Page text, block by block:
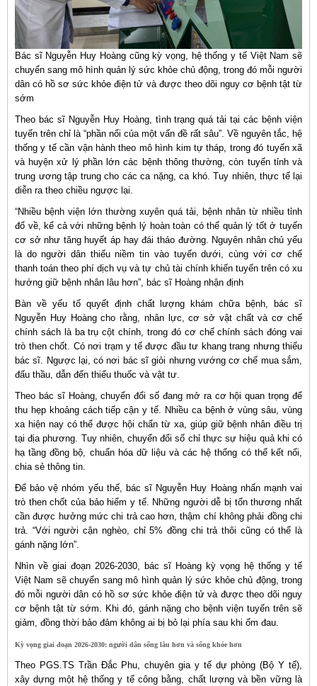
Bác sĩ Nguyễn Huy Hoàng cũng kỳ vọng, hệ thống y tế Việt Nam sẽ
chuyển sang mô hình quản lý sức khỏe chủ động, trong đó mỗi người
dân có hồ sơ sức khỏe điện tử và được theo dõi nguy cơ bệnh tật từ
sớm
Theo bác sĩ Nguyễn Huy Hoàng, tình trạng quá tải tại các bệnh viện
tuyến trên chỉ là “phần nổi của một vấn đề rất sâu”. Về nguyên tắc, hệ
thống y tế cần vận hành theo mô hình kim tự tháp, trong đó tuyến xã
và huyện xử lý phần lớn các bệnh thông thường, còn tuyến tỉnh và
trung ương tập trung cho các ca nặng, ca khó. Tuy nhiên, thực tế lại
diễn ra theo chiều ngược lại.
“Nhiều bệnh viện lớn thường xuyên quá tải, bệnh nhân từ nhiều tỉnh
đổ về, kể cả với những bệnh lý hoàn toàn có thể quản lý tốt ở tuyến
cơ sở như tăng huyết áp hay đái tháo đường. Nguyên nhân chủ yếu
là do người dân thiếu niềm tin vào tuyến dưới, cùng với cơ chế
thanh toán theo phí dịch vụ và tự chủ tài chính khiến tuyến trên có xu
hướng giữ bệnh nhân lâu hơn”, bác sĩ Hoàng nhận định
Bàn về yếu tố quyết định chất lượng khám chữa bệnh, bác sĩ
Nguyễn Huy Hoàng cho rằng, nhân lực, cơ sở vật chất và cơ chế
chính sách là ba trụ cột chính, trong đó cơ chế chính sách đóng vai
trò then chốt. Có nơi trạm y tế được đầu tư khang trang nhưng thiếu
bác sĩ. Ngược lại, có nơi bác sĩ giỏi nhưng vướng cơ chế mua sắm,
đấu thầu, dẫn đến thiếu thuốc và vật tư.
Theo bác sĩ Hoàng, chuyển đổi số đang mở ra cơ hội quan trọng để
thu hẹp khoảng cách tiếp cận y tế. Nhiều ca bệnh ở vùng sâu, vùng
xa hiện nay có thể được hội chẩn từ xa, giúp giữ bệnh nhân điều trị
tại địa phương. Tuy nhiên, chuyển đổi số chỉ thực sự hiệu quả khi có
hạ tầng đồng bộ, chuẩn hóa dữ liệu và các hệ thống có thể kết nối,
chia sẻ thông tin.
Để bảo vệ nhóm yếu thế, bác sĩ Nguyễn Huy Hoàng nhấn mạnh vai
trò then chốt của bảo hiểm y tế. Những người dễ bị tổn thương nhất
cần được hưởng mức chi trả cao hơn, thậm chí không phải đồng chi
trả. “Với người cận nghèo, chỉ 5% đồng chi trả thôi cũng có thể là
gánh nặng lớn”.
Nhìn về giai đoạn 2026-2030, bác sĩ Hoàng kỳ vọng hệ thống y tế
Việt Nam sẽ chuyển sang mô hình quản lý sức khỏe chủ động, trong
đó mỗi người dân có hồ sơ sức khỏe điện tử và được theo dõi nguy
cơ bệnh tật từ sớm. Khi đó, gánh nặng cho bệnh viện tuyến trên sẽ
giảm, đồng thời bảo đảm không ai bị bỏ lại phía sau khi ốm đau.
Kỳ vọng giai đoạn 2026-2030: người dân sống lâu hơn và sống khỏe hơn
Theo PGS.TS Trần Đắc Phu, chuyên gia y tế dự phòng (Bộ Y tế),
xây dựng một hệ thống y tế công bằng, chất lượng và bền vững là